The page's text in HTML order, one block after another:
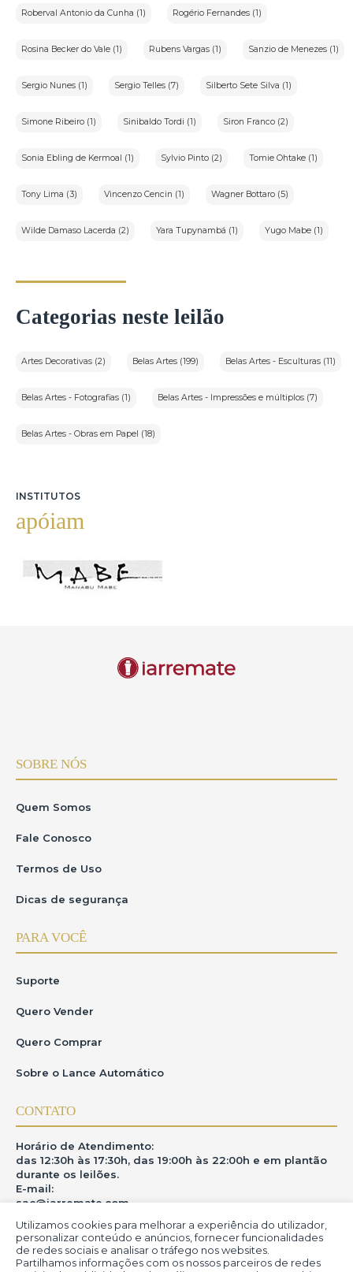
Utilizamos cookies para melhorar a experiência do utilizador,
personalizar conteúdo e anúncios, fornecer funcionalidades
de redes sociais e analisar o tráfego nos websites.
Partilhamos informações com os nossos parceiros de redes
Roberval Antonio da Cunha (1) Rogério Fernandes (1)
Rosina Becker do Vale (1) Rubens Vargas (1) Sanzio de Menezes (1)
Sergio Nunes (1) Sergio Telles (7) Silberto Sete Silva (1)
Simone Ribeiro (1) Sinibaldo Tordi (1) Siron Franco (2)
Sonia Ebling de Kermoal (1) Sylvio Pinto (2) Tomie Ohtake (1)
Tony Lima (3) Vincenzo Cencin (1) Wagner Bottaro (5)
Wilde Damaso Lacerda (2) Yara Tupynambá (1) Yugo Mabe (1)
Categorias neste leilão
Artes Decorativas (2) Belas Artes (199) Belas Artes - Esculturas (11)
Belas Artes - Fotografias (1) Belas Artes - Impressões e múltiplos (7)
Belas Artes - Obras em Papel (18)
INSTITUTOS
apóiam
SOBRE NÓS
Quem Somos
Fale Conosco
Termos de Uso
Dicas de segurança
PARA VOCÊ
Suporte
Quero Vender
Quero Comprar
Sobre o Lance Automático
CONTATO
Horário de Atendimento:
das 12:30h às 17:30h, das 19:00h às 22:00h e em plantão
durante os leilões.
E-mail:
sac@iarremate.com
ONDE ESTAMOS
R. Heitor Modesto, 28 - Estação São Lourenço - MG